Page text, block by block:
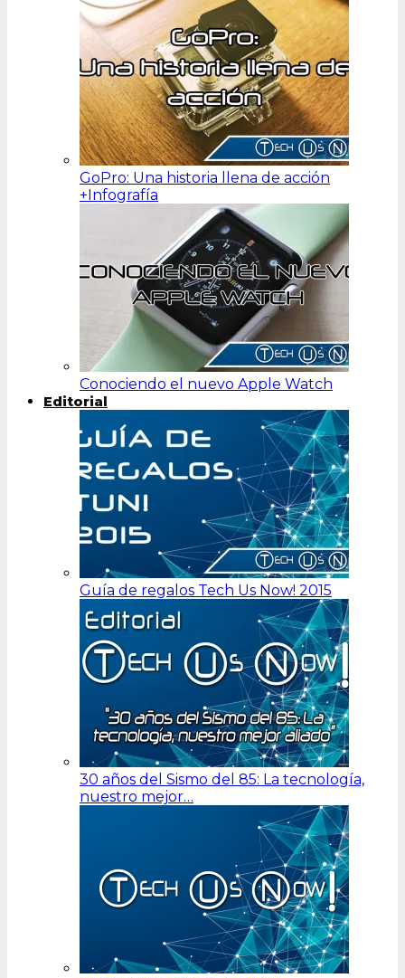
GoPro: Una historia llena de acción
+Infografía
Conociendo el nuevo Apple Watch
Editorial
Guía de regalos Tech Us Now! 2015
30 años del Sismo del 85: La tecnología,
nuestro mejor…